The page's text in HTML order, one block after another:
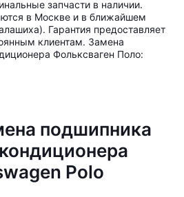
запчасти в наличии.
в Москве и в ближайшем
Гарантия предоставляет
клиентам. Замена
Фольксваген Поло:
подшипника
Polo